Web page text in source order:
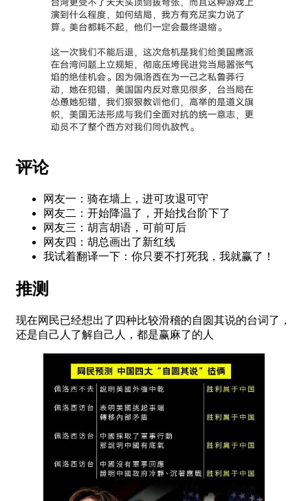
评论
网友一：骑在墙上，进可攻退可守
网友二：开始降温了，开始找台阶下了
网友三：胡言胡语，可前可后
网友四：胡总画出了新红线
我试着翻译一下：你只要不打死我，我就赢了！
推测
现在网民已经想出了四种比较滑稽的自圆其说的台词了，
还是自己人了解自己人，都是赢麻了的人